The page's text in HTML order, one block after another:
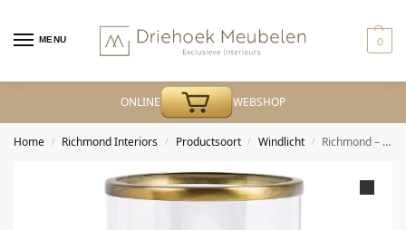
MENU 0
ONLINE WEBSHOP
Home / Richmond Interiors / Productsoort / Windlicht / Richmond – Windlicht Mile brass antique